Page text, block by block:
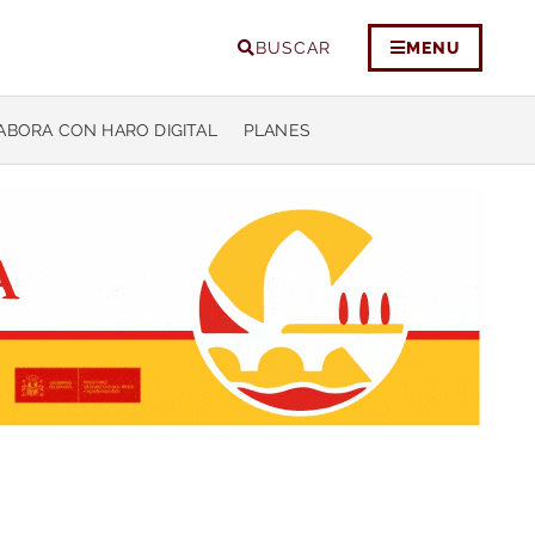
BUSCAR MENU
CON HARO DIGITAL PLANES